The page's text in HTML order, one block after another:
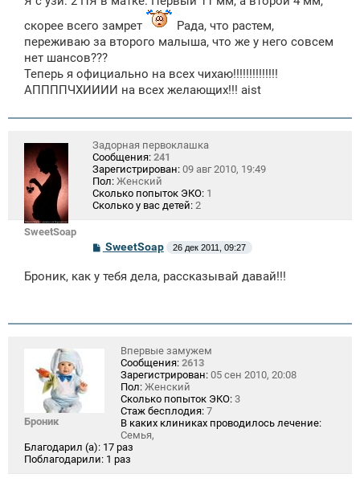
н
е
скорее всего замрет
Рада, что растем,
переживаю за второго малыша, что же у него совсем
нет шансов???
Теперь я официально на всех чихаю!!!!!!!!!!!!!!
АППППЧХИИИИ на всех желающих!!! aist
SweetSoap
Задорная первоклашка
Сообщения: 241
Зарегистрирован: 09 авг 2010, 19:49
Пол: Женский
Сколько попыток ЭКО: 1
Сколько у вас детей: 2
С
б
и
SweetSoap 26 дек 2011, 09:27
Броник, как у тебя дела, рассказывай давай!!!
Броник
Впервые замужем
Сообщения: 2613
Зарегистрирован: 05 сен 2010, 20:08
Пол: Женский
Сколько попыток ЭКО: 3
Стаж бесплодия: 7
В каких клиниках проводилось лечение:
Семья,
Благодарил (а): 17 раз
Поблагодарили: 1 раз